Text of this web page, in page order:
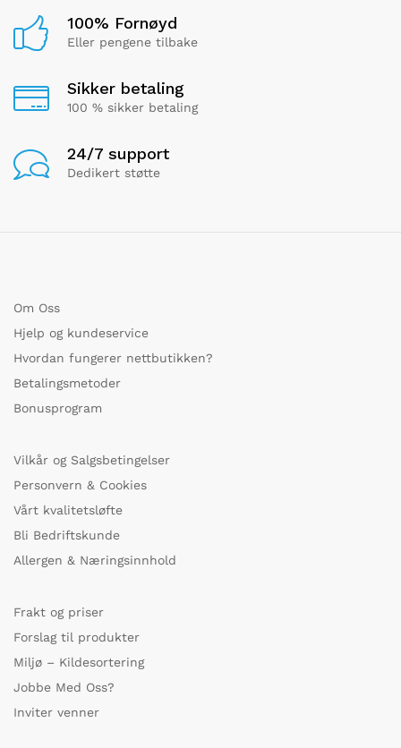
100% Fornøyd
Eller pengene tilbake
Sikker betaling
100 % sikker betaling
24/7 support
Dedikert støtte
Om Oss
Hjelp og kundeservice
Hvordan fungerer nettbutikken?
Betalingsmetoder
Bonusprogram
Vilkår og Salgsbetingelser
Personvern & Cookies
Vårt kvalitetsløfte
Bli Bedriftskunde
Allergen & Næringsinnhold
Frakt og priser
Forslag til produkter
Miljø – Kildesortering
Jobbe Med Oss?
Inviter venner